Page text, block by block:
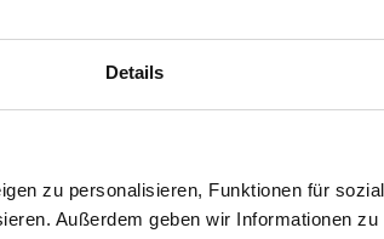
Details
zu personalisieren, Funktionen für
Außerdem geben wir Informationen